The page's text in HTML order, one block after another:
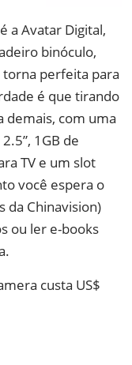
a Avatar Digital,
binóculo,
perfeita para
é que tirando
demais, com uma
1GB de
TV e um slot
você espera o
da Chinavision)
ou ler e-books
custa US$